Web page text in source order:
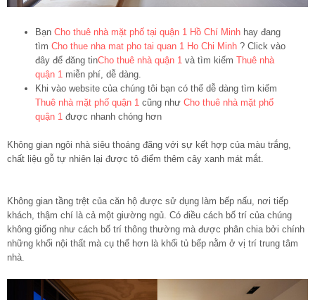
Bạn Cho thuê nhà mặt phố tại quận 1 Hồ Chí Minh hay đang
tìm Cho thue nha mat pho tai quan 1 Ho Chi Minh ? Click vào
đây để đăng tinCho thuê nhà quận 1 và tìm kiếm Thuê nhà
quận 1 miễn phí, dễ dàng.
Khi vào website của chúng tôi bạn có thể dễ dàng tìm kiếm
Thuê nhà mặt phố quận 1 cũng như Cho thuê nhà mặt phố
quận 1 được nhanh chóng hơn
Không gian ngôi nhà siêu thoáng đãng với sự kết hợp của màu trắng,
chất liệu gỗ tự nhiên lại được tô điểm thêm cây xanh mát mắt.
Không gian tầng trệt của căn hộ được sử dụng làm bếp nấu, nơi tiếp
khách, thậm chí là cả một giường ngủ. Có điều cách bố trí của chúng
không giống như cách bố trí thông thường mà được phân chia bởi chính
những khối nội thất mà cụ thể hơn là khối tủ bếp nằm ở vị trí trung tâm
nhà.